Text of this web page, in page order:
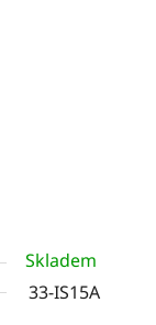
Skladem
33-IS15A